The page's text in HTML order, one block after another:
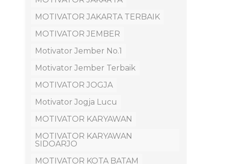
MOTIVATOR JAKARTA TERBAIK
MOTIVATOR JEMBER
Motivator Jember No.1
Motivator Jember Terbaik
MOTIVATOR JOGJA
Motivator Jogja Lucu
MOTIVATOR KARYAWAN
MOTIVATOR KARYAWAN
SIDOARJO
MOTIVATOR KOTA BATAM